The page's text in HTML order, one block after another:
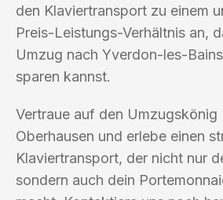
den Klaviertransport zu einem
Preis-Leistungs-Verhältnis an,
Umzug nach Yverdon-les-
sparen kannst.
Vertraue auf den Umzugskönig
Oberhausen und erlebe einen
Klaviertransport, der nicht nur
sondern auch dein